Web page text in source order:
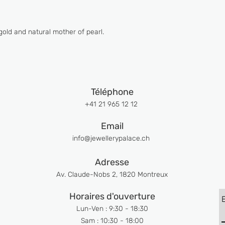
and natural mother of pearl.
Téléphone
+41 21 965 12 12
Email
info@jewellerypalace.ch ​
Adresse
Av. Claude-Nobs 2, 1820 Montreux
Horaires d'ouverture
Lun-Ven : 9:30 - 18:30
Sam : 10:30 - 18:00